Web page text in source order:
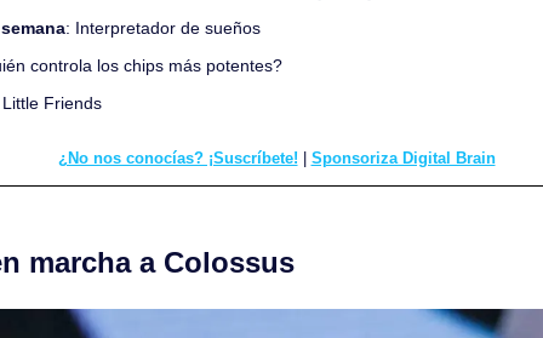
: Interpretador de sueños
controla los chips más potentes?
Little Friends
¿No nos conocías? ¡Suscríbete! Sponsoriza Digital Brain
marcha a Colossus